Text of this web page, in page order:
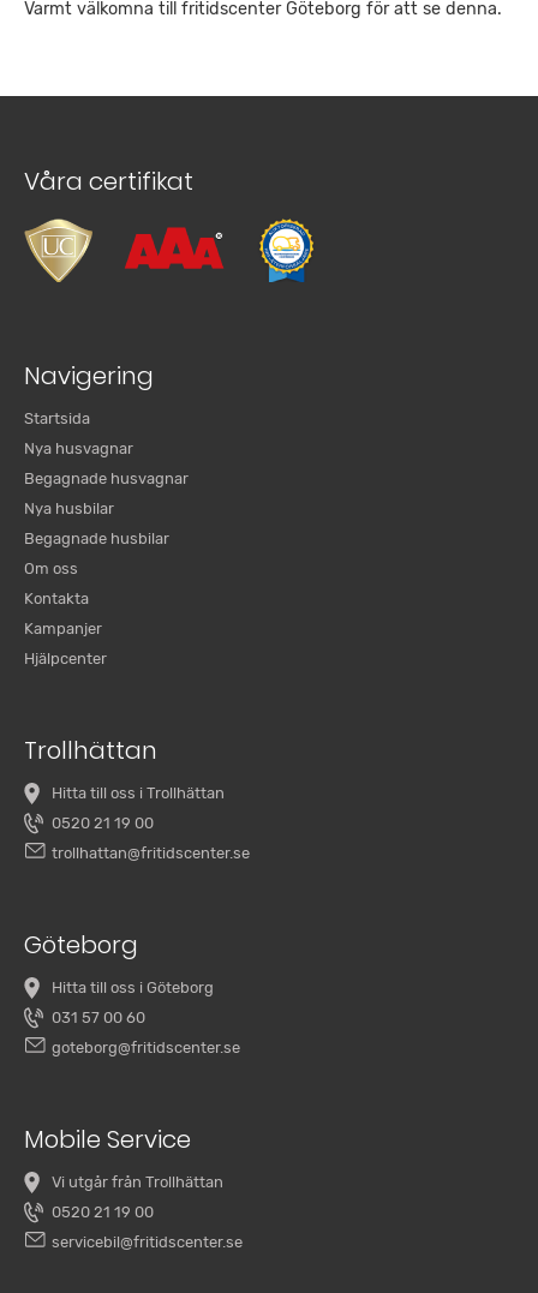
Varmt välkomna till fritidscenter Göteborg för att se denna.
Våra certifikat
Navigering
Startsida
Nya husvagnar
Begagnade husvagnar
Nya husbilar
Begagnade husbilar
Om oss
Kontakta
Kampanjer
Hjälpcenter
Trollhättan
Hitta till oss i Trollhättan
0520 21 19 00
trollhattan@fritidscenter.se
Göteborg
Hitta till oss i Göteborg
031 57 00 60
goteborg@fritidscenter.se
Mobile Service
Vi utgår från Trollhättan
0520 21 19 00
servicebil@fritidscenter.se